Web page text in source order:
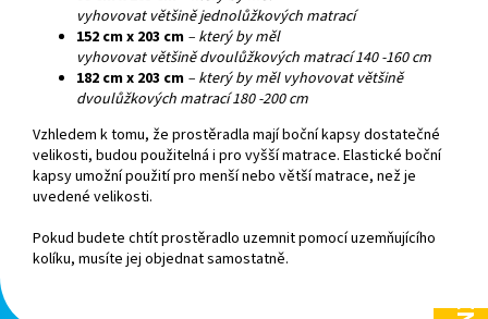
vyhovovat většinějednolůžkových matrací
152 cmx 203 cm – který by měl
vyhovovat většině dvoulůžkových matrací 140 -160 cm
182 cm x 203 cm – který by měl vyhovovat většině
dvoulůžkových matrací 180 -200 cm
Vzhledem k tomu, že prostěradla majíboční kapsy dostatečné
velikosti, budou použitelná i pro vyššímatrace. Elastické boční
kapsyumožní použití pro menší nebo většímatrace, než je
uvedené velikosti.
Pokud budete chtít prostěradlo uzemnit pomocí uzemňujícího
kolíku, musíte jej objednatsamostatně.